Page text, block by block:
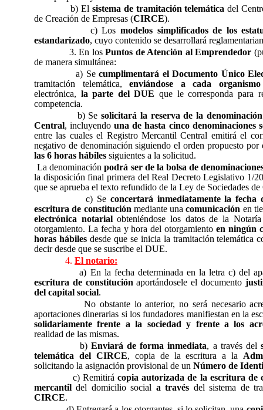
b) El sistema de tramitación telemática del
de Creación de Empresas (CIRCE).
c) Losmodelos simplificados de los
estandarizado, cuyo contenido se desarrollará
3. En losPuntos de Atención al Emprendedor
de manera simultánea:
a) Se cumplimentará el Documento Único
tramitación telemática, enviándose a cada organismo
electrónica, la parte del DUE que le corresponda para
competencia.
b) Sesolicitará la reserva de la
Central, incluyendouna de hasta cinco denominaciones
entre las cuales el Registro Mercantil Central emitirá el
negativo de denominación siguiendo el orden propuesto
las 6 horas hábiles siguientes a la solicitud.
La denominaciónpodrá ser de la bolsa de
la disposición final primera del Real Decreto Legislativo 1/
que se aprueba el texto refundido de la Ley de Sociedades
c) Se concertará inmediatamente la fecha
escritura de constituciónmediante unacomunicación en
electrónica notarialobteniéndose los datos de la
otorgamiento. La fecha y hora del otorgamiento en ningún
horas hábilesdesde que se inicia la tramitación telemática
decir desde que se suscribe el DUE.
4. El notario:
a) En la fecha determinada en la letra c) del
escritura de constituciónaportándosele el documento
del capital social.
No obstante lo anterior, no será necesario
aportaciones dinerarias si los fundadores manifiestan en la
solidariamente frente a la sociedad y frente a los
realidad de las mismas.
b)Enviará de forma inmediata, a través del
telemática del CIRCE, copia de la escritura a la
solicitando la asignación provisional de un Número de
c) Remitirácopia autorizada de la escritura de
mercantil del domicilio social a través del sistema de
CIRCE.